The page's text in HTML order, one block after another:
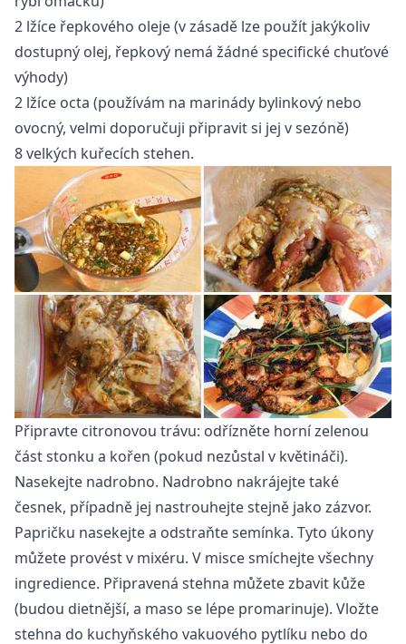
2 lžíce řepkového oleje (v zásadě lze použít jakýkoliv
dostupný olej, řepkový nemá žádné specifické chuťové
výhody)
2 lžíce octa (používám na marinády bylinkový nebo
ovocný, velmi doporučuji připravit si jej v sezóně)
8 velkých kuřecích stehen.
Připravte citronovou trávu: odřízněte horní zelenou
část stonku a kořen (pokud nezůstal v květináči).
Nasekejte nadrobno. Nadrobno nakrájejte také
česnek, případně jej nastrouhejte stejně jako zázvor.
Papričku nasekejte a odstraňte semínka. Tyto úkony
můžete provést v mixéru. V misce smíchejte všechny
ingredience. Připravená stehna můžete zbavit kůže
(budou dietnější, a maso se lépe promarinuje). Vložte
stehna do kuchyňského vakuového pytlíku nebo do